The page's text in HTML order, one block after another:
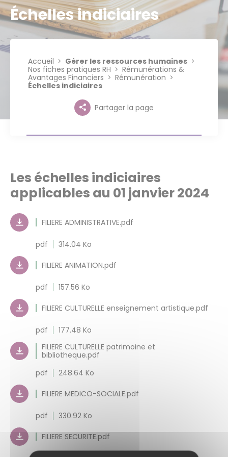
Échelles indiciaires
Accueil
Gérer les ressources humaines
Nos fiches pratiques RH
Rémunérations &
Avantages Financiers
Rémunération
Échelles indiciaires
Partager la page
Les échelles indiciaires
applicables au 01 janvier 2024
FILIERE ADMINISTRATIVE.pdf
pdf 314.04 Ko
FILIERE ANIMATION.pdf
pdf 157.56 Ko
FILIERE CULTURELLE enseignement artistique.pdf
pdf
177.48 Ko
FILIERE CULTURELLE patrimoine et
bibliotheque.pdf
pdf
248.64 Ko
FILIERE MEDICO-SOCIALE.pdf
pdf 330.92 Ko
FILIERE SECURITE.pdf